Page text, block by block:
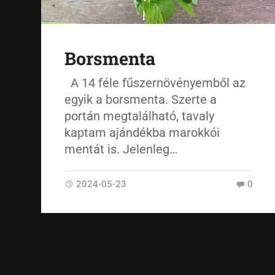
Borsmenta
A 14 féle fűszernövényemből az
egyik a borsmenta. Szerte a
portán megtalálható, tavaly
kaptam ajándékba marokkói
mentát is. Jelenleg…
2024-05-23 0